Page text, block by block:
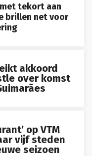
tekort aan
brillen net voor
akkoord
over komst
op VTM
vijf steden
seizoen